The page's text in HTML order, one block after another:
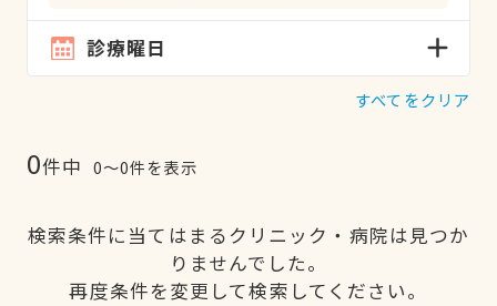
診療曜日
すべてをクリア
0件中 0〜0件を表示
検索条件に当てはまるクリニック・病院は見つか
りませんでした。
再度条件を変更して検索してください。